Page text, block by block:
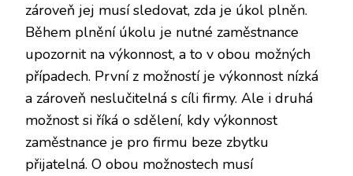
zároveň jej musí sledovat, zda je úkol plněn.
Během plnění úkolu je nutné zaměstnance
upozornit na výkonnost, a to v obou možných
případech. První z možností je výkonnost nízká
a zároveň neslučitelná s cíli firmy. Ale i druhá
možnost si říká o sdělení, kdy výkonnost
zaměstnance je pro firmu beze zbytku
přijatelná. O obou možnostech musí